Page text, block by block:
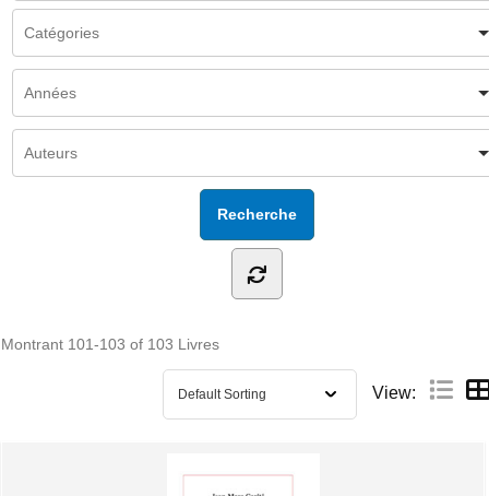
Montrant 101-103 of 103 Livres
View: